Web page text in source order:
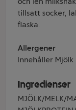
tillsatt socker,
flaska.
Allergener
Innehåller Mjölk
Ingredienser
MJÖLK/MELK/